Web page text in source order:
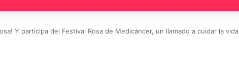
Y participa del Festival Rosa de Medicáncer, un llamado a cuidar la vida